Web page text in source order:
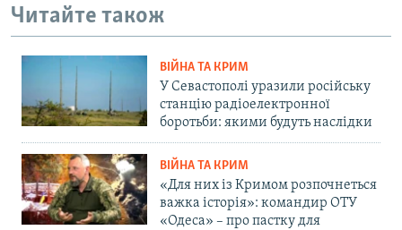
Читайте також
ВІЙНА ТА КРИМ
У Севастополі уразили російську
станцію радіоелектронної
боротьби: якими будуть наслідки
ВІЙНА ТА КРИМ
«Для них із Кримом розпочнеться
важка історія»: командир ОТУ
«Одеса» – про пастку для